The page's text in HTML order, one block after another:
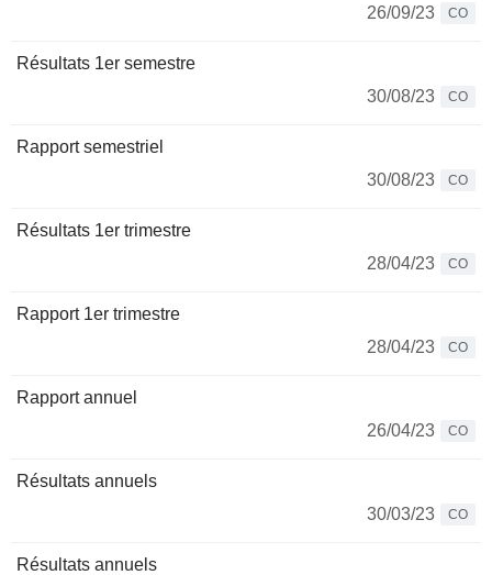
26/09/23
CO
Résultats 1er semestre
30/08/23
CO
Rapport semestriel
30/08/23
CO
Résultats 1er trimestre
28/04/23
CO
Rapport 1er trimestre
28/04/23
CO
Rapport annuel
26/04/23
CO
Résultats annuels
30/03/23
CO
Résultats annuels